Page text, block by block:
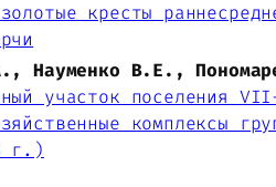
кресты
Науменко В.Е.,
участок поселения
комплексы
г.)